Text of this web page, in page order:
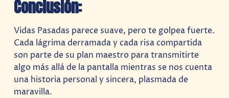
Conclusión:
Vidas Pasadas parece suave, pero te golpea fuerte.
Cada lágrima derramada y cada risa compartida
son parte de su plan maestro para transmitirte
algo más allá de la pantalla mientras se nos cuenta
una historia personal y sincera, plasmada de
maravilla.